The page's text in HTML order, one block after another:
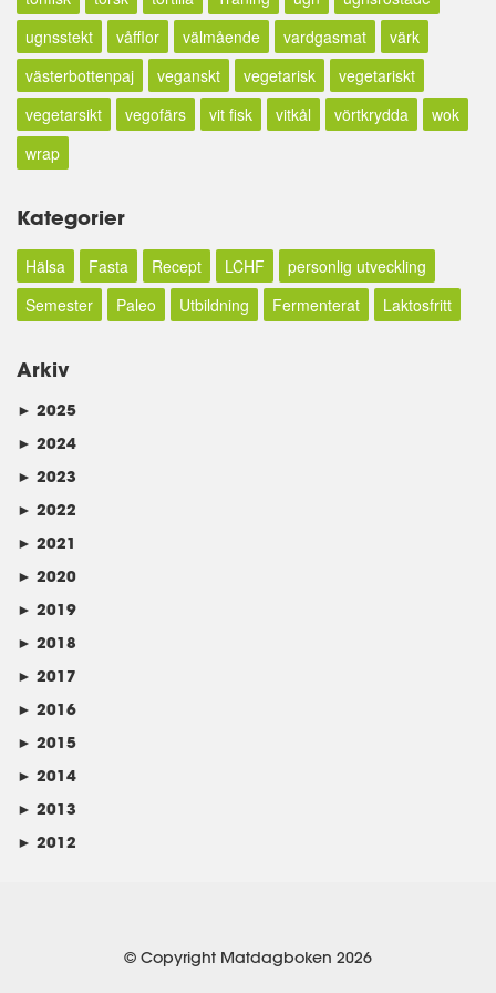
ugnsstekt
våfflor välmående vardgasmat
värk
västerbottenpaj
veganskt vegetarisk
vegetariskt
vegetarsikt
vegofärs vit fisk vitkål vörtkrydda
wok
wrap
Kategorier
Hälsa Fasta Recept LCHF
personlig utveckling
Semester
Paleo Utbildning Fermenterat Laktosfritt
Arkiv
► 2025
► 2024
► 2023
► 2022
► 2021
► 2020
► 2019
► 2018
► 2017
► 2016
► 2015
► 2014
► 2013
► 2012
© Copyright Matdagboken 2026